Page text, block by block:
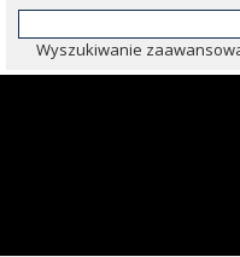
Wyszukiwanie